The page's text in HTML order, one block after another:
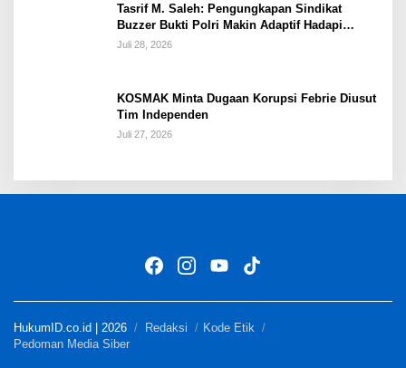
Tasrif M. Saleh: Pengungkapan Sindikat
Buzzer Bukti Polri Makin Adaptif Hadapi
Kejahatan Digital
Juli 28, 2026
KOSMAK Minta Dugaan Korupsi Febrie Diusut
Tim Independen
Juli 27, 2026
HukumID.co.id | 2026 Redaksi
Kode Etik
Pedoman Media Siber